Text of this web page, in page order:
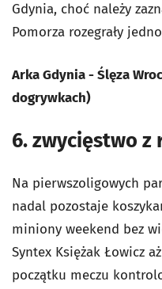
Gdynia, choć należy
Pomorza rozegrały
Arka Gdynia - Ślęza
dogrywkach)
6. zwycięstwo z
Na pierwszoligowych
nadal pozostaje
miniony weekend bez
Syntex Księżak Łowicz
początku meczu